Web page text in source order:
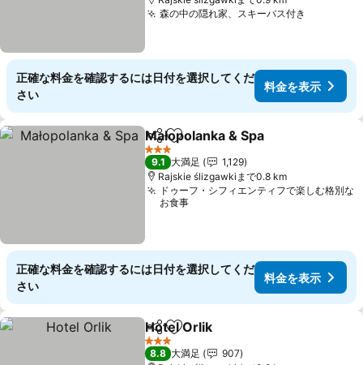
森の中の隠れ家、スキーバス付き
正確な料金を確認するには日付を選択してくだ
さい
料金を表示
シェアお気に入りに追加
Małopolanka & Spa
3 ホテルのランク
9.1 大満足
1,129
Rajskie ślizgawkiまで0.8 km
ドゥーフ・シフィエンティフで楽しむ格別な
お食事
正確な料金を確認するには日付を選択してくだ
さい
料金を表示
シェアお気に入りに追加
Hotel Orlik
3 ホテルのランク
8.8 大満足
907